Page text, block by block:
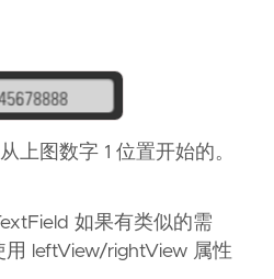
上图数字 1 位置开始的。
如果有类似的需
leftView/rightView 属性